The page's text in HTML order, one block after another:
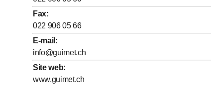
- Entretien de vide-ordures
- Tous travaux d'insalubrité
- Repérage de canalisation par radio détection
Vendredi
Samedi
Dimanche
Fax:
022 906 05 66
E-mail :
info@guimet.ch
Site web:
www.guimet.ch